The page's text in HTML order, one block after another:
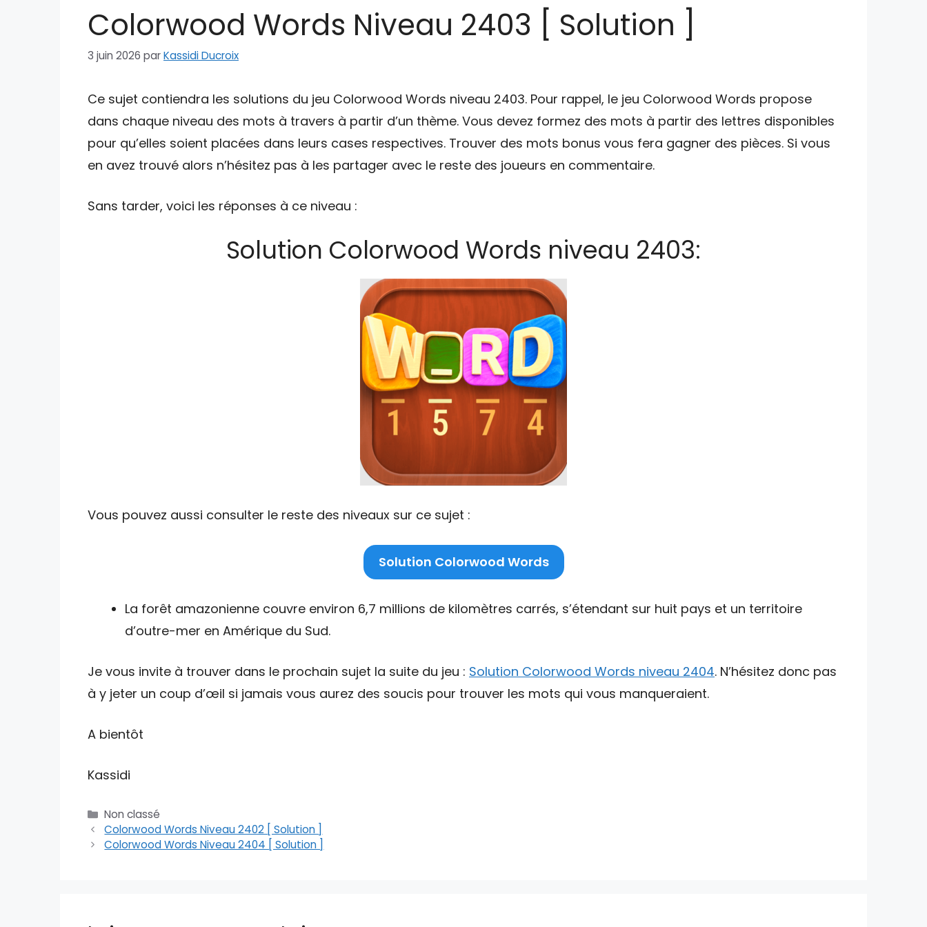
Colorwood Words Niveau 2403 [ Solution ]
3 juin 2026 parKassidi Ducroix
Ce sujet contiendra les solutions du jeu Colorwood Words niveau 2403. Pour rappel, le jeu Colorwood Words propose
dans chaque niveau des mots à travers à partir d’un thème. Vous devez formez des mots à partir des lettres disponibles
pour qu’elles soient placées dans leurs cases respectives. Trouver des mots bonus vous fera gagner des pièces. Si vous
en avez trouvé alors n’hésitez pas à les partager avec le reste des joueurs en commentaire.
Sans tarder, voici les réponses à ce niveau :
Solution Colorwood Words niveau 2403:
Vous pouvez aussi consulter le reste des niveaux sur ce sujet :
Solution Colorwood Words
La forêt amazonienne couvre environ 6,7 millions de kilomètres carrés, s’étendant sur huit pays et un territoire
d’outre-mer en Amérique du Sud.
Je vous invite à trouver dans le prochain sujet la suite du jeu : Solution Colorwood Words niveau 2404. N’hésitez donc pas
à y jeter un coup d’œil si jamais vous aurez des soucis pour trouver les mots qui vous manqueraient.
A bientôt
Kassidi
Catégories
Non classé
Colorwood Words Niveau 2402 [ Solution ]
Colorwood Words Niveau 2404 [ Solution ]